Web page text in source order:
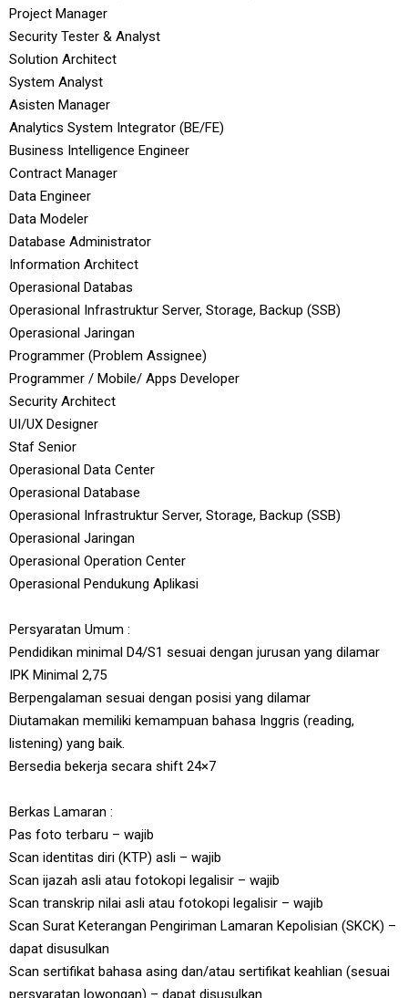
Project Manager
Security Tester & Analyst
Solution Architect
System Analyst
Asisten Manager
Analytics System Integrator (BE/FE)
Business Intelligence Engineer
Contract Manager
Data Engineer
Data Modeler
Database Administrator
Information Architect
Operasional Databas
Operasional Infrastruktur Server, Storage, Backup (SSB)
Operasional Jaringan
Programmer (Problem Assignee)
Programmer / Mobile/ Apps Developer
Security Architect
UI/UX Designer
Staf Senior
Operasional Data Center
Operasional Database
Operasional Infrastruktur Server, Storage, Backup (SSB)
Operasional Jaringan
Operasional Operation Center
Operasional Pendukung Aplikasi
Persyaratan Umum :
Pendidikan minimal D4/S1 sesuai dengan jurusan yang dilamar
IPK Minimal 2,75
Berpengalaman sesuai dengan posisi yang dilamar
Diutamakan memiliki kemampuan bahasa Inggris (reading,
listening) yang baik.
Bersedia bekerja secara shift 24×7
Berkas Lamaran :
Pas foto terbaru – wajib
Scan identitas diri (KTP) asli – wajib
Scan ijazah asli atau fotokopi legalisir – wajib
Scan transkrip nilai asli atau fotokopi legalisir – wajib
Scan Surat Keterangan Pengiriman Lamaran Kepolisian (SKCK) –
dapat disusulkan
Scan sertifikat bahasa asing dan/atau sertifikat keahlian (sesuai
persyaratan lowongan) – dapat disusulkan